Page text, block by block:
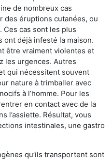
de nombreux cas
des éruptions cutanées, ou
cas sont les plus
ont déjà infesté la maison.
être vraiment violentes et
les urgences. Autres
qui nécessitent souvent
nature à trimballer avec
à l’homme. Pour les
en contact avec de la
l’assiette. Résultat, vous
intestinales, une gastro
qu’ils transportent sont